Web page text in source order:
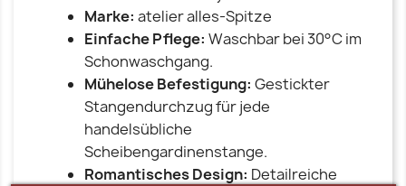
Marke: atelier alles-Spitze
Einfache Pflege: Waschbar bei 30°C im
Schonwaschgang.
Mühelose Befestigung: Gestickter
Stangendurchzug für jede
handelsübliche
Scheibengardinenstange.
Romantisches Design: Detailreiche